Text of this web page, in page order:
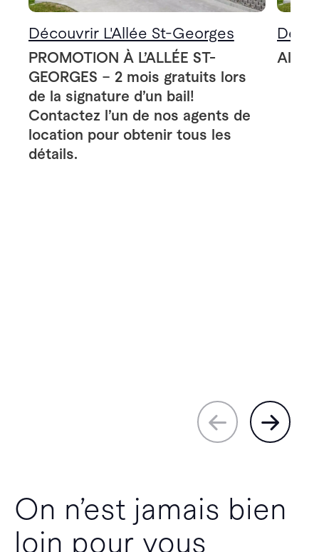
Découvrir L'Allée St-Georges
PROMOTION À L’ALLÉE ST-
GEORGES – 2 mois gratuits lors
de la signature d’un bail!
Contactez l’un de nos agents de
location pour obtenir tous les
détails.
Allée
On n’est jamais bien
loin pour vous